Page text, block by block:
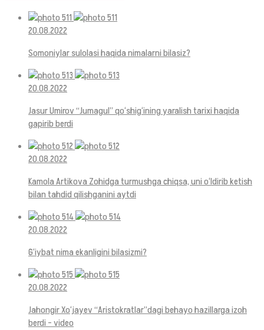
20.08.2022
Somoniylar sulolasi haqida nimalarni bilasiz?
20.08.2022
Jasur Umirov “Jumagul” qo‘shig‘ining yaralish tarixi haqida
gapirib berdi
20.08.2022
Kamola Artikova Zohidga turmushga chiqsa, uni o‘ldirib ketish
bilan tahdid qilishganini aytdi
20.08.2022
G‘iybat nima ekanligini bilasizmi?
20.08.2022
Jahongir Xo‘jayev “Aristokratlar”dagi behayo hazillarga izoh
berdi – video